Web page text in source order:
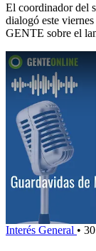
El coordinador del
dialogó este
GENTE sobre el
Interés General •